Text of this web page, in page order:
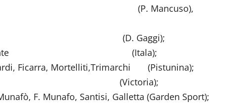
Salvo (P. Mancuso),
(D. Gaggi);
Amante (Itala);
Ficarra, Mortelliti,Trimarchi (Pistunina);
(Victoria);
F. Munafo, Santisi, Galletta (Garden Sport);